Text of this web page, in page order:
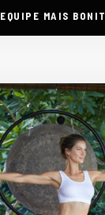
EQUIPE MAIS